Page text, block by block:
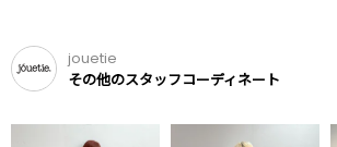
jouetie
その他のスタッフコーディネート